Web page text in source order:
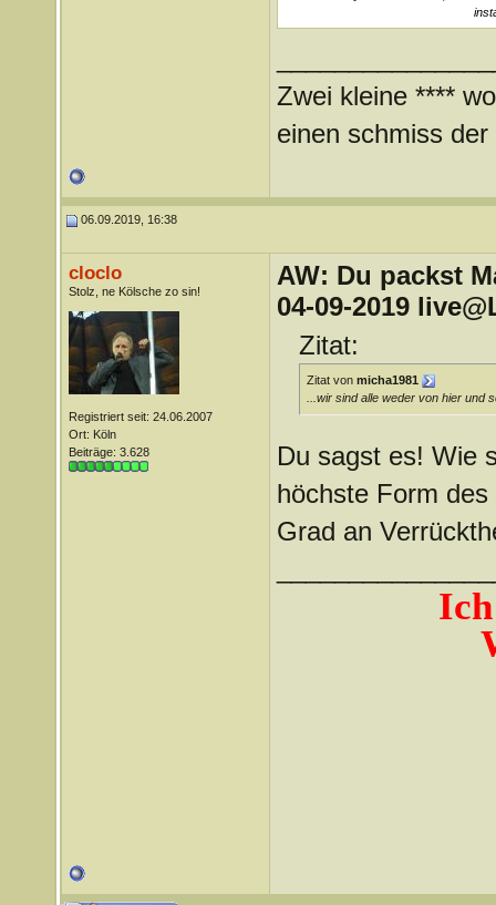
Zwei kleine ****
einen schmiss
06.09.2019, 16:38
cloclo
Stolz, ne Kölsche zo sin!
Registriert seit: 24.06.2007
Ort: Köln
Beiträge: 3.628
AW: Du packst
04-09-2019
Zitat:
Zitat von micha1981
...wir sind alle weder von hier und
Du sagst es! Wie
höchste Form
Grad an